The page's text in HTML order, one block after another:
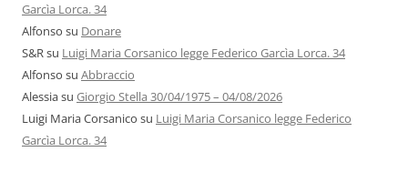
Garcìa Lorca. 34
Alfonso su Donare
S&Rsu Luigi Maria Corsanico legge Federico Garcìa Lorca. 34
Alfonso su Abbraccio
Alessiasu Giorgio Stella 30/04/1975 – 04/08/2026
Luigi Maria Corsanico su Luigi Maria Corsanico legge Federico
Garcìa Lorca. 34